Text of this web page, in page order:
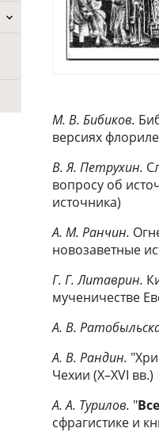
М. В. Бибиков.
версиях
В. Я. Петрухин.
вопросу об
источника)
А. М. Ранчин.
новозаветные
Г. Г. Литаврин.
мученичестве
А. В.
А. В. Рандин.
Чехии (X–XVI вв.)
А. А. Турилов. "
сфрагистике и